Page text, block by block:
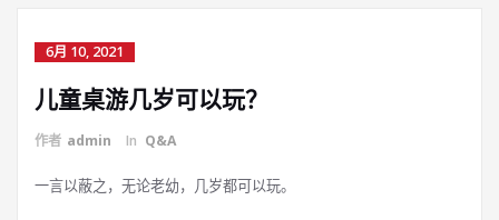
6月 10, 2021
儿童桌游几岁可以玩？
作者 admin In Q&A
一言以蔽之，无论老幼，几岁都可以玩。